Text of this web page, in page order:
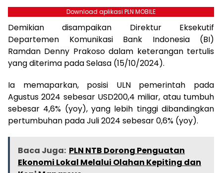
Download aplikasi PLN MOBILE
Demikian disampaikan Direktur Eksekutif
Departemen Komunikasi Bank Indonesia (BI)
Ramdan Denny Prakoso dalam keterangan tertulis
yang diterima pada Selasa (15/10/2024).
Ia memaparkan, posisi ULN pemerintah pada
Agustus 2024 sebesar USD200,4 miliar, atau tumbuh
sebesar 4,6% (yoy), yang lebih tinggi dibandingkan
pertumbuhan pada Juli 2024 sebesar 0,6% (yoy).
Baca Juga: PLN NTB Dorong Penguatan
Ekonomi Lokal Melalui Olahan Kepiting dan